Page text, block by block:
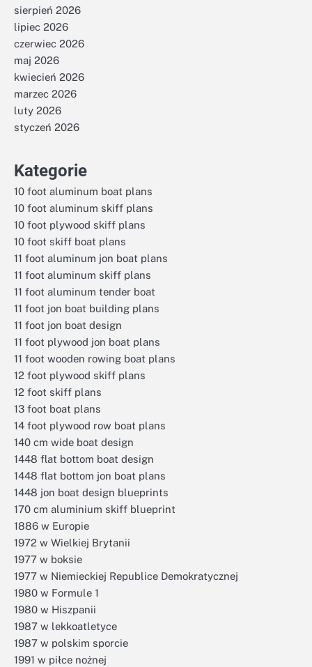
sierpień 2026
lipiec 2026
czerwiec 2026
maj 2026
kwiecień 2026
marzec 2026
luty 2026
styczeń 2026
Kategorie
10 foot aluminum boat plans
10 foot aluminum skiff plans
10 foot plywood skiff plans
10 foot skiff boat plans
11 foot aluminum jon boat plans
11 foot aluminum skiff plans
11 foot aluminum tender boat
11 foot jon boat building plans
11 foot jon boat design
11 foot plywood jon boat plans
11 foot wooden rowing boat plans
12 foot plywood skiff plans
12 foot skiff plans
13 foot boat plans
14 foot plywood row boat plans
140 cm wide boat design
1448 flat bottom boat design
1448 flat bottom jon boat plans
1448 jon boat design blueprints
170 cm aluminium skiff blueprint
1886 w Europie
1972 w Wielkiej Brytanii
1977 w boksie
1977 w Niemieckiej Republice Demokratycznej
1980 w Formule 1
1980 w Hiszpanii
1987 w lekkoatletyce
1987 w polskim sporcie
1991 w piłce nożnej